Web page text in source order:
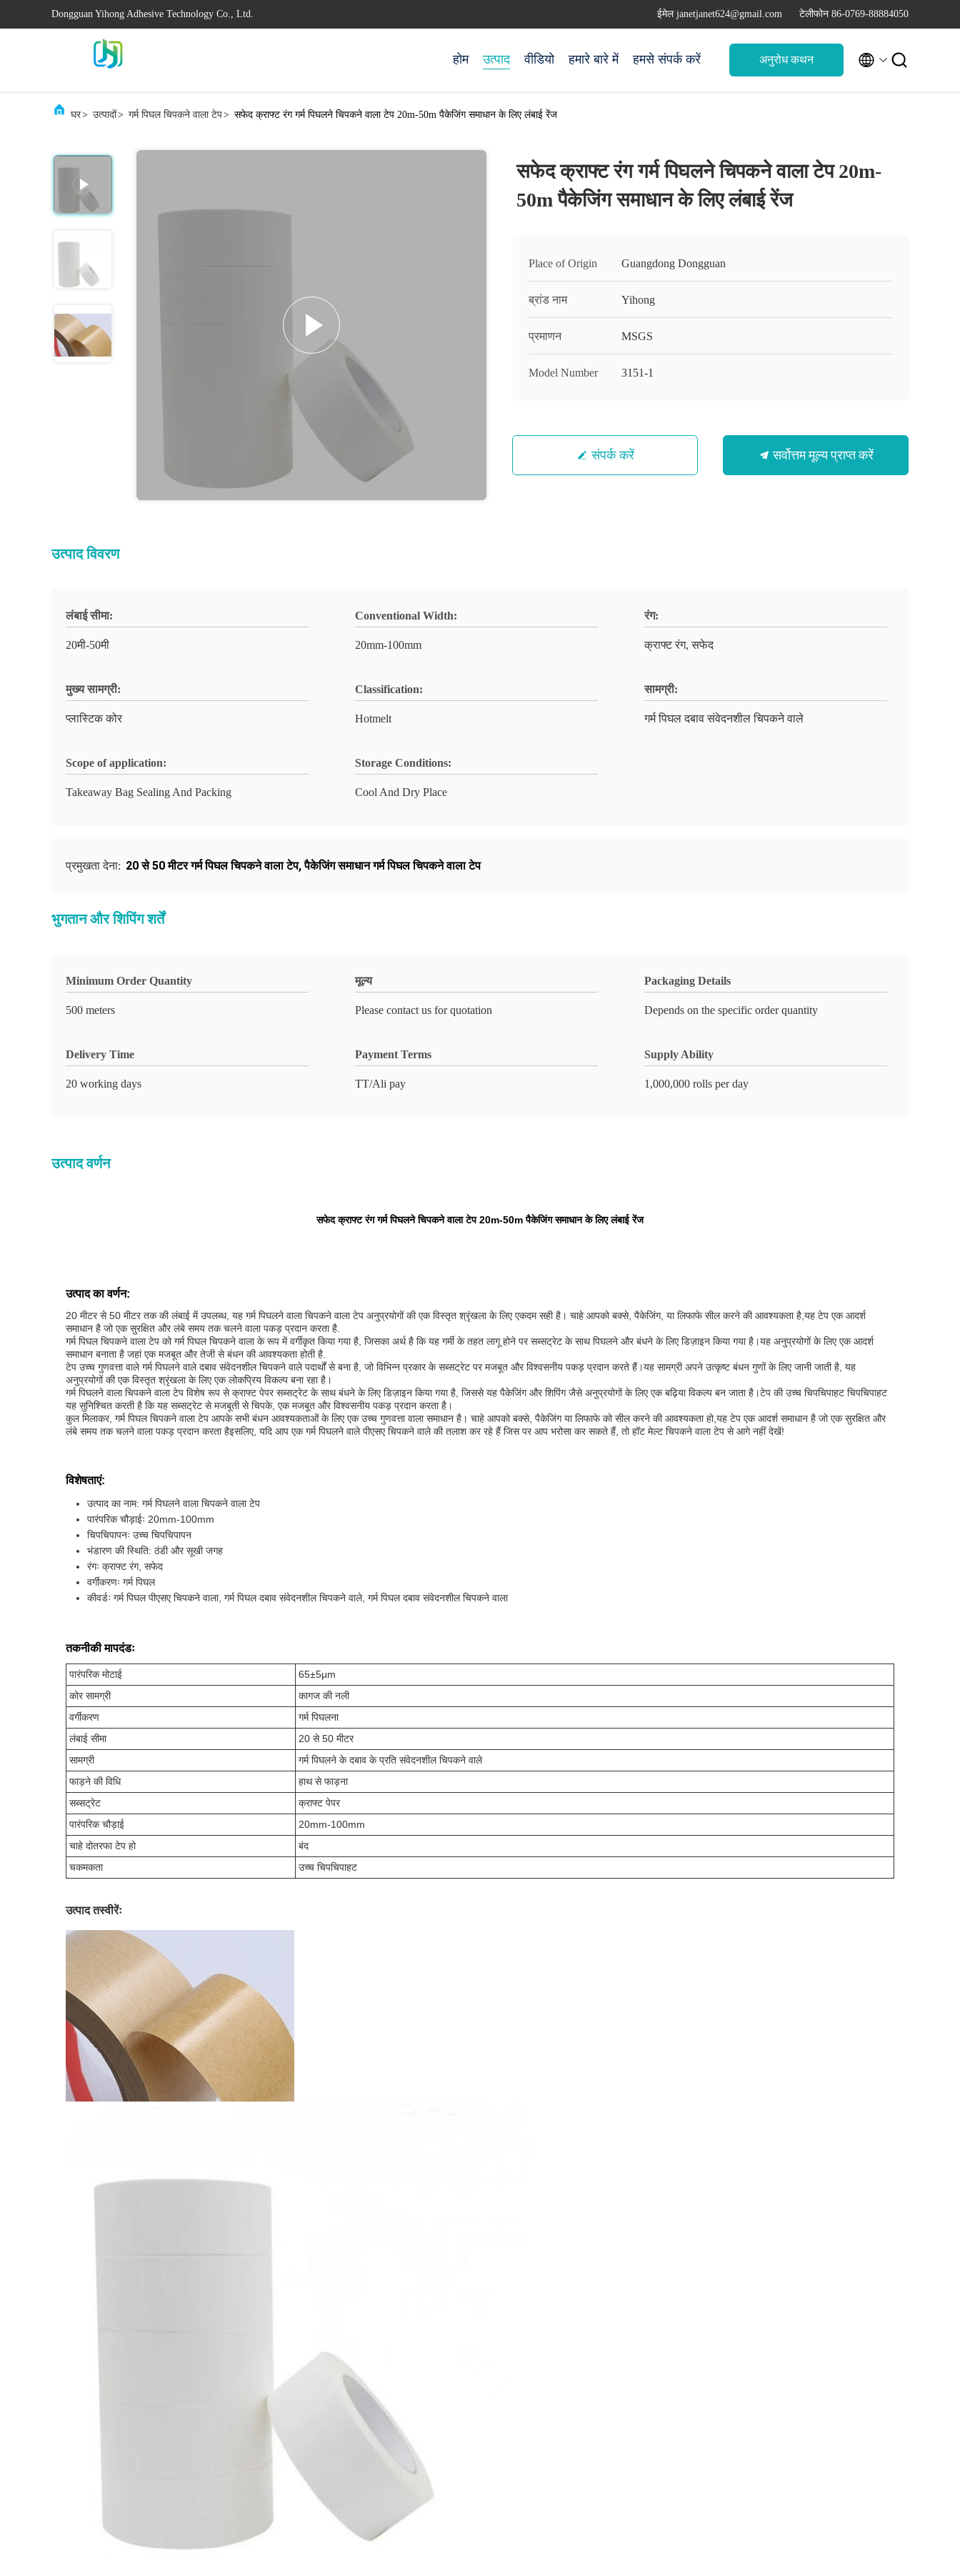
Dongguan Yihong Adhesive Technology Co., Ltd. ईमेल janetjanet624@gmail.com टेलीफोन 86-0769-88884050
होम उत्पाद वीडियो हमारे बारे में हमसे संपर्क करें अनुरोध कथन  
घर> उत्पादों> गर्म पिघल चिपकने वाला टेप> सफेद क्राफ्ट रंग गर्म पिघलने चिपकने वाला टेप 20m-50m पैकेजिंग समाधान के लिए लंबाई रेंज
सफेद क्राफ्ट रंग गर्म पिघलने चिपकने वाला टेप 20m-
50m पैकेजिंग समाधान के लिए लंबाई रेंज
Place of Origin Guangdong Dongguan
ब्रांड नाम Yihong
प्रमाणन MSGS
Model Number 3151-1
संपर्क करें सर्वोत्तम मूल्य प्राप्त करें
उत्पाद विवरण
लंबाई सीमा:
20मी-50मी
Conventional Width:
20mm-100mm
रंग:
क्राफ्ट रंग, सफेद
मुख्य सामग्री:
प्लास्टिक कोर
Classification:
Hotmelt
सामग्री:
गर्म पिघल दबाव संवेदनशील चिपकने वाले
Scope of application:
Takeaway Bag Sealing And Packing
Storage Conditions:
Cool And Dry Place
प्रमुखता देना: 20 से 50 मीटर गर्म पिघल चिपकने वाला टेप,पैकेजिंग समाधान गर्म पिघल चिपकने वाला टेप
भुगतान और शिपिंग शर्तें
Minimum Order Quantity
500 meters
मूल्य
Please contact us for quotation
Packaging Details
Depends on the specific order quantity
Delivery Time
20 working days
Payment Terms
TT/Ali pay
Supply Ability
1,000,000 rolls per day
उत्पाद वर्णन
सफेद क्राफ्ट रंग गर्म पिघलने चिपकने वाला टेप 20m-50m पैकेजिंग समाधान के लिए लंबाई रेंज
उत्पाद का वर्णन:
20 मीटर से 50 मीटर तक की लंबाई में उपलब्ध, यह गर्म पिघलने वाला चिपकने वाला टेप अनुप्रयोगों की एक विस्तृत श्रृंखला के लिए एकदम सही है। चाहे आपको बक्से, पैकेजिंग, या लिफाफे सील करने की आवश्यकता है,यह टेप एक आदर्श
समाधान है जो एक सुरक्षित और लंबे समय तक चलने वाला पकड़ प्रदान करता है.
गर्म पिघल चिपकने वाला टेप को गर्म पिघल चिपकने वाला के रूप में वर्गीकृत किया गया है, जिसका अर्थ है कि यह गर्मी के तहत लागू होने पर सब्सट्रेट के साथ पिघलने और बंधने के लिए डिज़ाइन किया गया है।यह अनुप्रयोगों के लिए एक आदर्श
समाधान बनाता है जहां एक मजबूत और तेजी से बंधन की आवश्यकता होती है.
टेप उच्च गुणवत्ता वाले गर्म पिघलने वाले दबाव संवेदनशील चिपकने वाले पदार्थों से बना है, जो विभिन्न प्रकार के सब्सट्रेट पर मजबूत और विश्वसनीय पकड़ प्रदान करते हैं।यह सामग्री अपने उत्कृष्ट बंधन गुणों के लिए जानी जाती है, यह
अनुप्रयोगों की एक विस्तृत श्रृंखला के लिए एक लोकप्रिय विकल्प बना रहा है।
गर्म पिघलने वाला चिपकने वाला टेप विशेष रूप से क्राफ्ट पेपर सब्सट्रेट के साथ बंधने के लिए डिज़ाइन किया गया है, जिससे यह पैकेजिंग और शिपिंग जैसे अनुप्रयोगों के लिए एक बढ़िया विकल्प बन जाता है।टेप की उच्च चिपचिपाहट चिपचिपाहट
यह सुनिश्चित करती है कि यह सब्सट्रेट से मजबूती से चिपके, एक मजबूत और विश्वसनीय पकड़ प्रदान करता है।
कुल मिलाकर, गर्म पिघल चिपकने वाला टेप आपके सभी बंधन आवश्यकताओं के लिए एक उच्च गुणवत्ता वाला समाधान है। चाहे आपको बक्से, पैकेजिंग या लिफाफे को सील करने की आवश्यकता हो,यह टेप एक आदर्श समाधान है जो एक सुरक्षित और
लंबे समय तक चलने वाला पकड़ प्रदान करता हैइसलिए, यदि आप एक गर्म पिघलने वाले पीएसए चिपकने वाले की तलाश कर रहे हैं जिस पर आप भरोसा कर सकते हैं, तो हॉट मेल्ट चिपकने वाला टेप से आगे नहीं देखें!
विशेषताएं:
उत्पाद का नाम: गर्म पिघलने वाला चिपकने वाला टेप
पारंपरिक चौड़ाईः 20mm-100mm
चिपचिपापनः उच्च चिपचिपापन
भंडारण की स्थिति: ठंडी और सूखी जगह
रंगः क्राफ्ट रंग, सफेद
वर्गीकरणः गर्म पिघल
कीवर्डः गर्म पिघल पीएसए चिपकने वाला, गर्म पिघल दबाव संवेदनशील चिपकने वाले, गर्म पिघल दबाव संवेदनशील चिपकने वाला
तकनीकी मापदंडः
पारंपरिक मोटाई
65±5μm
कोर सामग्री
कागज की नली
वर्गीकरण
गर्म पिघलना
लंबाई सीमा
20 से 50 मीटर
सामग्री
गर्म पिघलने के दबाव के प्रति संवेदनशील चिपकने वाले
फाड़ने की विधि
हाथ से फाड़ना
सब्सट्रेट
क्राफ्ट पेपर
पारंपरिक चौड़ाई
20mm-100mm
चाहे दोतरफा टेप हो
बंद
चकमकता
उच्च चिपचिपाहट
उत्पाद तस्वीरेंः